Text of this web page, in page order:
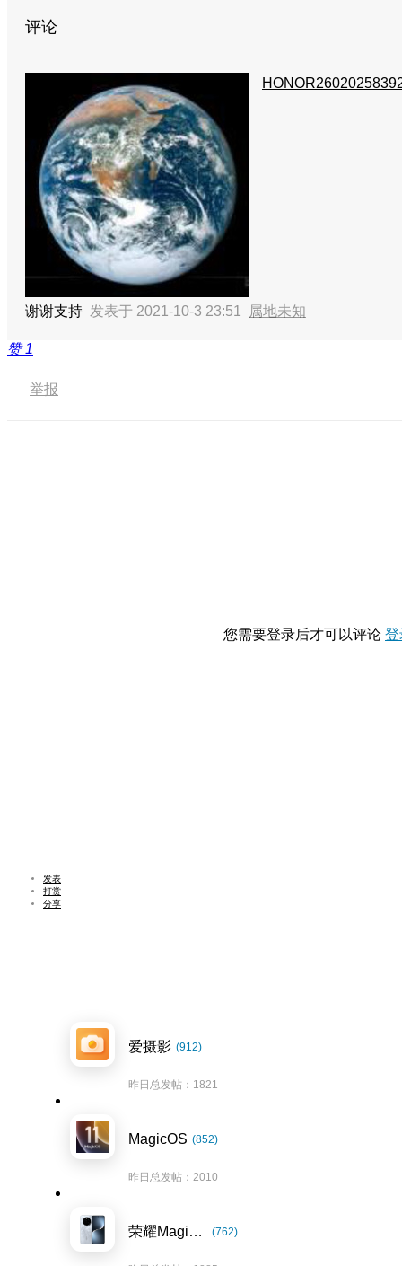
评论
谢谢支持 发表于 2021-10-3 23:51 属地未知
赞1
举报
您需要登录后才可以评论 登
发表
打赏
分享
爱摄影 (912)
昨日总发帖：1821
MagicOS (852)
昨日总发帖：2010
荣耀Magic7系列 (762)